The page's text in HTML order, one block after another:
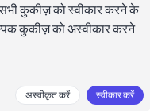
बनाता है?
पाठक को एक विचार से
है। एक कमजोर वाक्य या तो
है जब तक मुख्य बिंदु गायब
सभी कुकीज़ को स्वीकार करने के
कुकीज़ को अस्वीकार करने
अस्वीकृत करें स्वीकार करें